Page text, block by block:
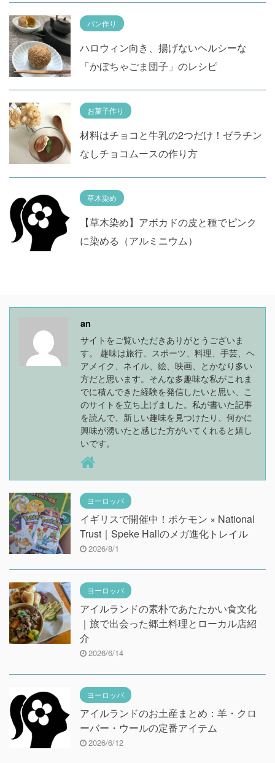
パン作り
ハロウィン向き、揚げないヘルシーな
「かぼちゃごま団子」のレシピ
お菓子作り
材料はチョコと牛乳の2つだけ！ゼラチン
なしチョコムースの作り方
草木染め
【草木染め】アボカドの皮と種でピンク
に染める（アルミニウム）
an
サイトをご覧いただきありがとうございま
す。 趣味は旅行、スポーツ、料理、手芸、ヘ
アメイク、ネイル、絵、映画、とかなり多い
方だと思います。そんな多趣味な私がこれま
でに積んできた経験を発信したいと思い、こ
のサイトを立ち上げました。私が書いた記事
を読んで、新しい趣味を見つけたり、何かに
興味が湧いたと感じた方がいてくれると嬉し
いです。
ヨーロッパ
イギリスで開催中！ポケモン × National
Trust｜Speke Hallのメガ進化トレイル
2026/8/1
ヨーロッパ
アイルランドの素朴であたたかい食文化
｜旅で出会った郷土料理とローカル店紹
介
2026/6/14
ヨーロッパ
アイルランドのお土産まとめ：羊・クロ
ーバー・ウールの定番アイテム
2026/6/12